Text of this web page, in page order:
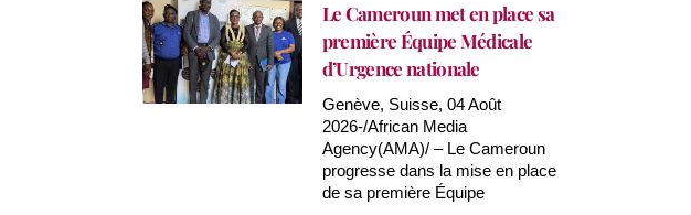
Le Cameroun met en place sa
première Équipe Médicale
d’Urgence nationale
Genève, Suisse, 04 Août
2026-/African Media
Agency(AMA)/ – Le Cameroun
progresse dans la mise en place
de sa première Équipe